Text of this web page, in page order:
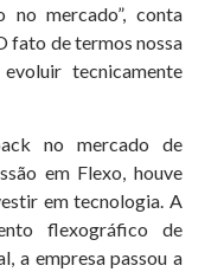
no mercado”, conta
fato de termos nossa
tecnicamente
no mercado de
em Flexo, houve
em tecnologia. A
flexográfico de
a empresa passou a